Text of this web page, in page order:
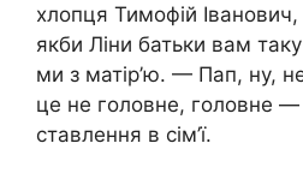
хлопця Тимофій
якби Ліни батьки вам
ми з матір’ю. — Пап, ну,
це не головне, головне
ставлення в сім’ї.